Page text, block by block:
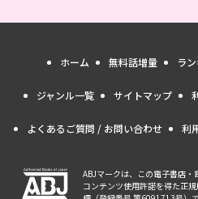
ホーム 無料話増量 ラ
ジャンル一覧 サイトマップ
よくあるご質問 / お問い合わせ 利
ABJマークは、この電子書店
コンテンツ使用許諾を得た正